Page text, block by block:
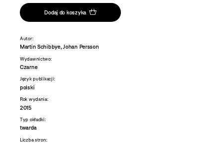
Dodaj do koszyka
Autor:
Martin Schibbye, Johan Persson
Wydawnictwo:
Czarne
Język publikacji:
polski
Rok wydania:
2015
Typ okładki:
twarda
Liczba stron: